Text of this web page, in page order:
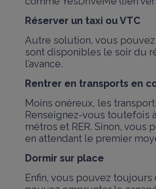
Réserver un taxi ou VTC
Autre solution, vous
sont disponibles le soir du
l’avance.
Rentrer en transports en
Moins onéreux, les
Renseignez-vous toutefois
métros et RER. Sinon,
en attendant le premier
Dormir sur place
Enfin, vous pouvez